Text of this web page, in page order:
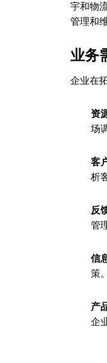
宇和物
管理和
业务
企业在
资
场
客
析
反
管
信
策。
产
企